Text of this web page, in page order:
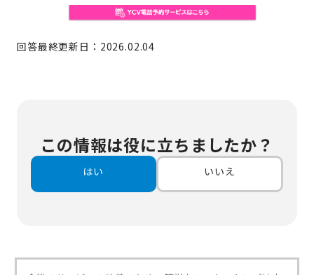
回答最終更新日：2026.02.04
この情報は役に立ちましたか？
はい いいえ